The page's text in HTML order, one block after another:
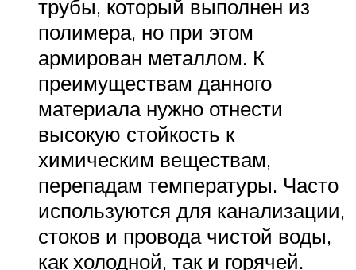
трубы, который выполнен из
полимера, но при этом
армирован металлом. К
преимуществам данного
материала нужно отнести
высокую стойкость к
химическим веществам,
перепадам температуры. Часто
используются для канализации,
стоков и провода чистой воды,
как холодной, так и горячей.